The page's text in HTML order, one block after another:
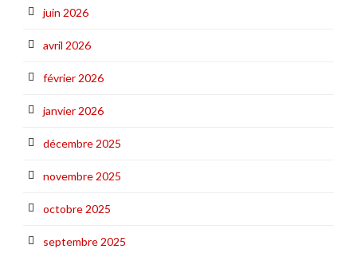
juin 2026
avril 2026
février 2026
janvier 2026
décembre 2025
novembre 2025
octobre 2025
septembre 2025